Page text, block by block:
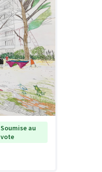
Soumise au
vote